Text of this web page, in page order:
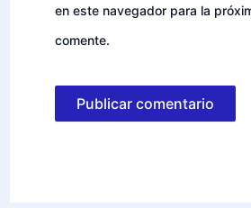
en este navegador para la
comente.